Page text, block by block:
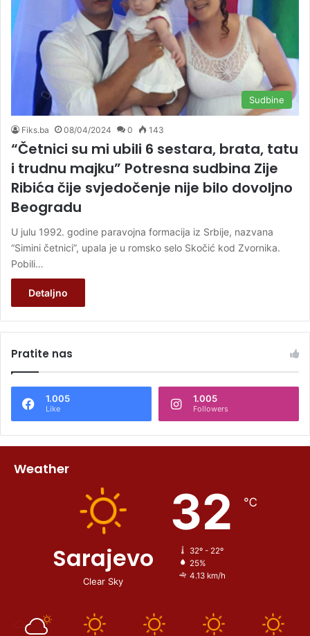
Sudbine
Fiks.ba 08/04/2024 0 143
“Četnici su mi ubili 6 sestara, brata, tatu
i trudnu majku” Potresna sudbina Zije
Ribića čije svjedočenje nije bilo dovoljno
Beogradu
U julu 1992. godine paravojna formacija iz Srbije, nazvana
“Simini četnici”, upala je u romsko selo Skočić kod Zvornika.
Pobili…
Detaljno
Pratite nas
1.005
Like
1.005
Followers
Weather
Sarajevo
Clear Sky
32 ℃
32º - 22º
25%
4.13 km/h